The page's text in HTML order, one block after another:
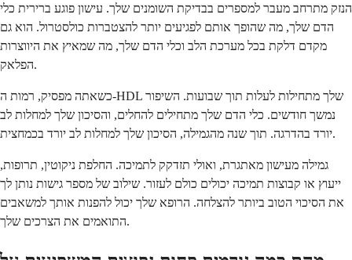
הנזק מתרחב מעבר למספרים בבדיקת השומנים שלך. עישון פוגע ברירית כלי
הדם שלך, מה שהופך אותם לפגיעים יותר להצטברות כולסטרול. הוא גם
מקדם דלקת בכל מערכת הלב וכלי הדם שלך, מה שמאיץ את היווצרות
הפלאק.
כשאתה מפסיק, רמות ה-HDL שלך מתחילות לעלות תוך שבועות. השיפור
נמשך חודשים. כלי הדם שלך מתחילים להחלים, והסיכון שלך למחלות לב
יורד בהדרגה. תוך שנה מהגמילה, הסיכון שלך למחלות לב יורד בכמחצית.
גמילה מעישון מאתגרת, ואולי תזדקק לתמיכה. החלפת ניקוטין, תרופות,
ייעוץ או קבוצות תמיכה יכולים כולם לעזור. שילוב של מספר גישות נותן לך
את הסיכוי הטוב ביותר להצלחה. הרופא שלך יכול להפנות אותך למשאבים
התואמים את הצרכים שלך.